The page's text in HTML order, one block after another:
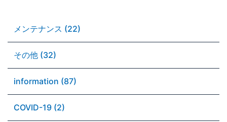
メンテナンス (22)
その他 (32)
information (87)
COVID-19 (2)